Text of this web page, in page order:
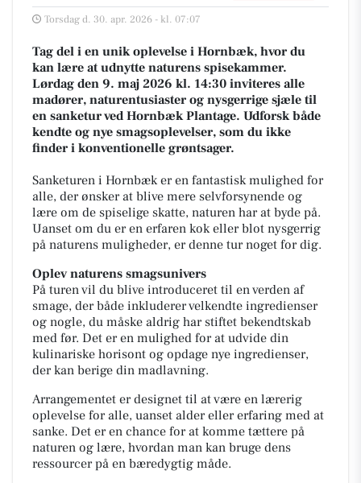
Torsdag d. 30. apr. 2026 - kl. 07:07
Tag del i en unik oplevelse i Hornbæk, hvor du
kan lære at udnytte naturens spisekammer.
Lørdag den 9. maj 2026 kl. 14:30 inviteres alle
madører, naturentusiaster og nysgerrige sjæle til
en sanketur ved Hornbæk Plantage. Udforsk både
kendte og nye smagsoplevelser, som du ikke
finder i konventionelle grøntsager.
Sanketuren i Hornbæk er en fantastisk mulighed for
alle, der ønsker at blive mere selvforsynende og
lære om de spiselige skatte, naturen har at byde på.
Uanset om du er en erfaren kok eller blot nysgerrig
på naturens muligheder, er denne tur noget for dig.
Oplev naturens smagsunivers
På turen vil du blive introduceret til en verden af
smage, der både inkluderer velkendte ingredienser
og nogle, du måske aldrig har stiftet bekendtskab
med før. Det er en mulighed for at udvide din
kulinariske horisont og opdage nye ingredienser,
der kan berige din madlavning.
Arrangementet er designet til at være en lærerig
oplevelse for alle, uanset alder eller erfaring med at
sanke. Det er en chance for at komme tættere på
naturen og lære, hvordan man kan bruge dens
ressourcer på en bæredygtig måde.